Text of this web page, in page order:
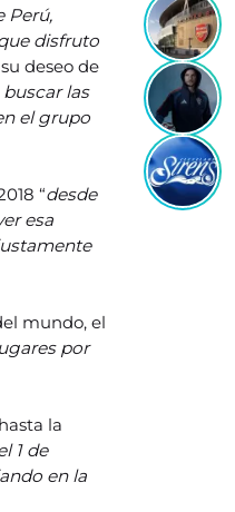
Perú,
disfruto
deseo de
las
el grupo
“desde
esa
mundo, el
por
la
1 de
en la